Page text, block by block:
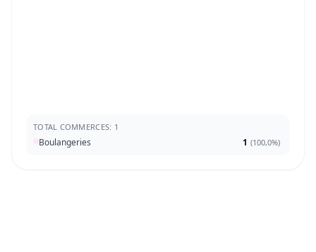
TOTAL COMMERCES: 1
Boulangeries 1 (100,0%)